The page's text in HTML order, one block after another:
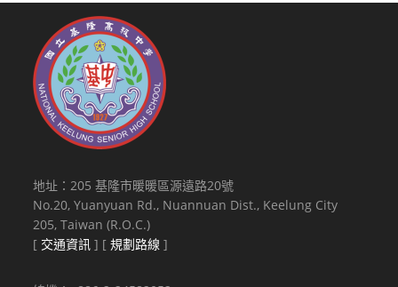
地址：205 基隆市暖暖區源遠路20號
No.20, Yuanyuan Rd., Nuannuan Dist., Keelung City
205, Taiwan (R.O.C.)
[ 交通資訊 ] [規劃路線 ]